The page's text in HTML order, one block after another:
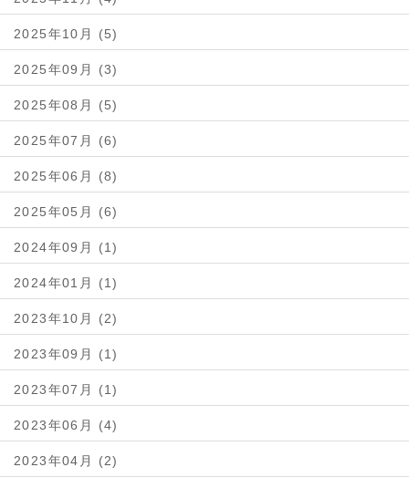
2025年10月 (5)
2025年09月 (3)
2025年08月 (5)
2025年07月 (6)
2025年06月 (8)
2025年05月 (6)
2024年09月 (1)
2024年01月 (1)
2023年10月 (2)
2023年09月 (1)
2023年07月 (1)
2023年06月 (4)
2023年04月 (2)